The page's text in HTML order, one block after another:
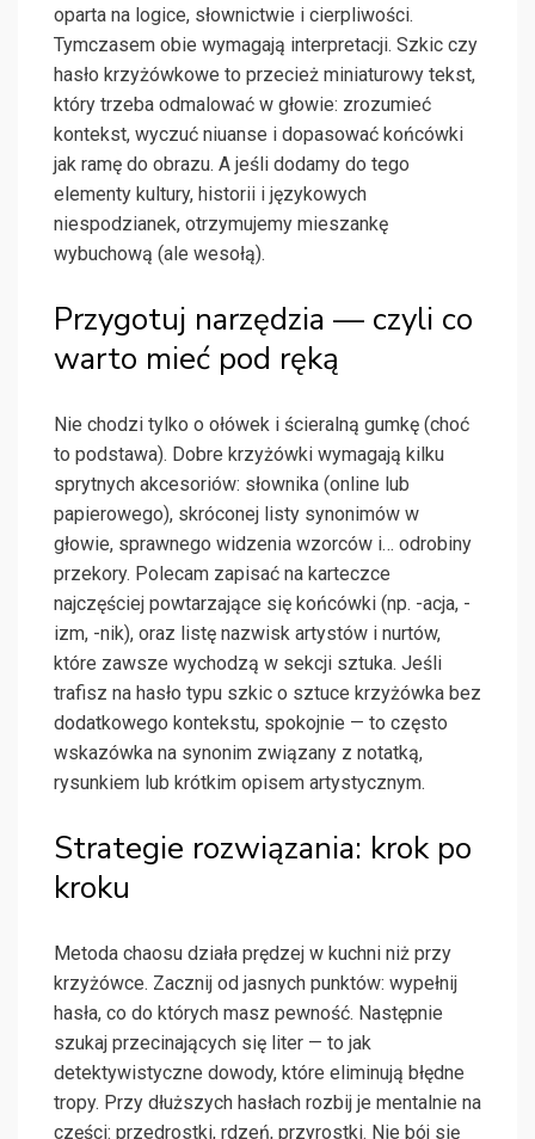
oparta na logice, słownictwie i cierpliwości.
Tymczasem obie wymagają interpretacji. Szkic czy
hasło krzyżówkowe to przecież miniaturowy tekst,
który trzeba odmalować w głowie: zrozumieć
kontekst, wyczuć niuanse i dopasować końcówki
jak ramę do obrazu. A jeśli dodamy do tego
elementy kultury, historii i językowych
niespodzianek, otrzymujemy mieszankę
wybuchową (ale wesołą).
Przygotuj narzędzia — czyli co
warto mieć pod ręką
Nie chodzi tylko o ołówek i ścieralną gumkę (choć
to podstawa). Dobre krzyżówki wymagają kilku
sprytnych akcesoriów: słownika (online lub
papierowego), skróconej listy synonimów w
głowie, sprawnego widzenia wzorców i… odrobiny
przekory. Polecam zapisać na karteczce
najczęściej powtarzające się końcówki (np. -acja, -
izm, -nik), oraz listę nazwisk artystów i nurtów,
które zawsze wychodzą w sekcji sztuka. Jeśli
trafisz na hasło typu szkic o sztuce krzyżówka bez
dodatkowego kontekstu, spokojnie — to często
wskazówka na synonim związany z notatką,
rysunkiem lub krótkim opisem artystycznym.
Strategie rozwiązania: krok po
kroku
Metoda chaosu działa prędzej w kuchni niż przy
krzyżówce. Zacznij od jasnych punktów: wypełnij
hasła, co do których masz pewność. Następnie
szukaj przecinających się liter — to jak
detektywistyczne dowody, które eliminują błędne
tropy. Przy dłuższych hasłach rozbij je mentalnie na
części: przedrostki, rdzeń, przyrostki. Nie bój się